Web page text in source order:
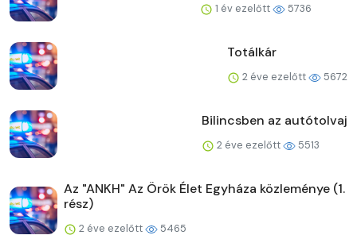
1 év ezelőtt 5736
Totálkár
2 éve ezelőtt 5672
Bilincsben az autótolvaj
2 éve ezelőtt 5513
Az "ANKH" Az Örök Élet Egyháza közleménye (1.
rész)
2 éve ezelőtt 5465